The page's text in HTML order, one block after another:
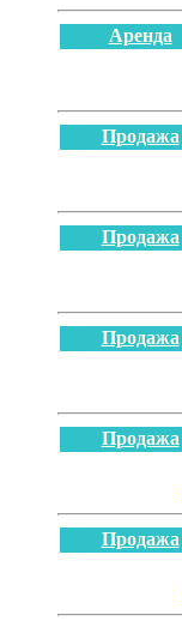
Аренда
Продажа
Продажа
Продажа
Продажа
Продажа